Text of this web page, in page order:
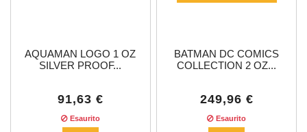
AQUAMAN LOGO 1 OZ
SILVER PROOF...
91,63 €
Esaurito
BATMAN DC COMICS
COLLECTION 2 OZ...
249,96 €
Esaurito